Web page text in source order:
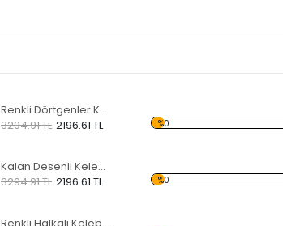
Renkli Dörtgenler Kelebekli Dekoratif Ahşap Çerçeveli Ayna
3294.91 TL 2196.61 TL %0
Kalan Desenli Kelebekli Dekoratif Ahşap Çerçeveli Ayna
3294.91 TL 2196.61 TL %0